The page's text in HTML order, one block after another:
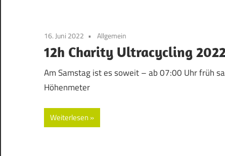
16. Juni 2022 Allgemein
12h Charity Ultracycling
Am Samstag ist es soweit – ab 07:00 Uhr früh
Höhenmeter
Weiterlesen